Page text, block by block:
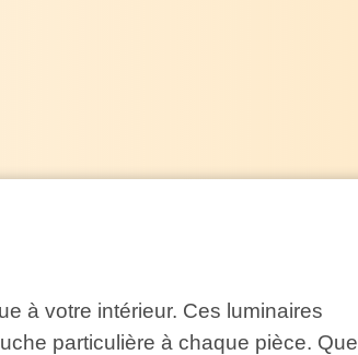
à votre intérieur. Ces luminaires
particulière à chaque pièce. Que